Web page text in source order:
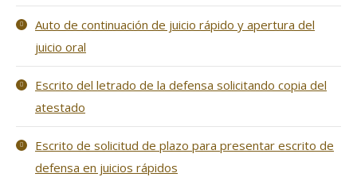
Auto de continuación de juicio rápido y apertura del
juicio oral
Escrito del letrado de la defensa solicitando copia del
atestado
Escrito de solicitud de plazo para presentar escrito de
defensa en juicios rápidos